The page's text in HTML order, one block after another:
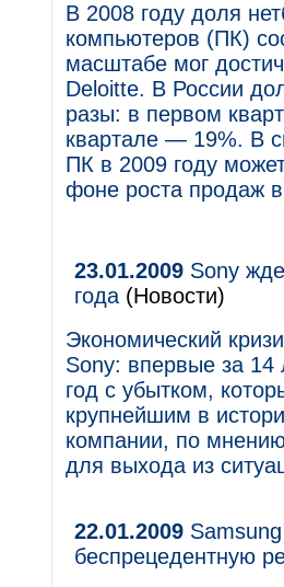
В 2008 году доля
компьютеров (ПК)
масштабе мог
Deloitte. В России
разы: в первом
квартале — 19%. В
ПК в 2009 году
фоне роста продаж
23.01.2009 Sony
года (Новости)
Экономический
Sony: впервые за 14
год с убытком,
крупнейшим в
компании, по мнению
для выхода из
22.01.2009
беспрецедентную